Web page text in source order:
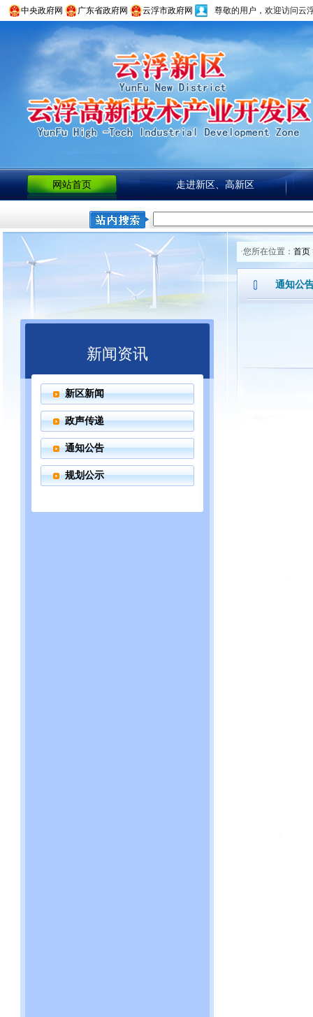
中央政府网 广东省政府网 云浮市政府网 尊敬的用户，欢迎访问云
网站首页 走进新区、高新区
新闻资讯
新区新闻
政声传递
通知公告
规划公示
·您所在位置： 首页
通知公